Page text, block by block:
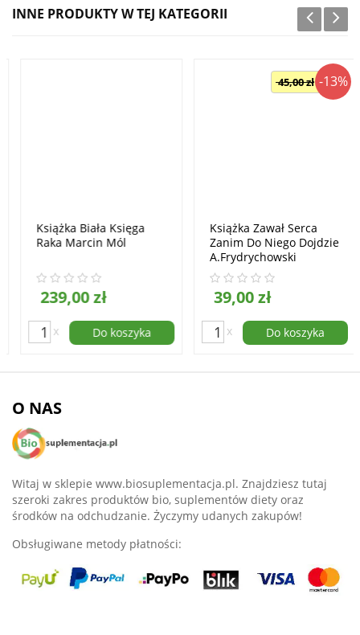
INNE PRODUKTY W TEJ KATEGORII
Książka Biała Księga
Raka Marcin Mól
239,00 zł
x Do koszyka
-13%
Książka Zawał Serca
Zanim Do Niego Dojdzie
A.Frydrychowski
B.KazAna J.Safuta
M.Skoczylas
M.Mularczyk
39,00 zł
45,00 zł
x Do koszyka
O NAS
Witaj w sklepie www.biosuplementacja.pl. Znajdziesz tutaj
szeroki zakres produktów bio, suplementów diety oraz
środków na odchudzanie. Życzymy udanych zakupów!
Obsługiwane metody płatności: